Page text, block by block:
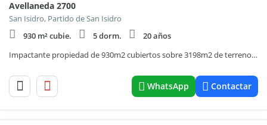
Avellaneda 2700
San Isidro, Partido de San Isidro
930 m² cubie.
5 dorm.
20 años
Impactante propiedad de 930m2 cubiertos sobre 3198m2 de terreno en venta en Lomas de San Isidro.
WhatsApp Contactar